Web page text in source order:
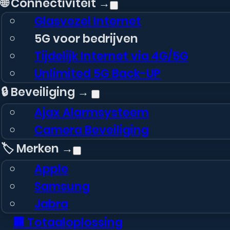
Glasvezel Internet
5G voor bedrijven
Tijdelijk Internet via 4G/5G
Unlimited 5G Back-UP
🔒 Beveiliging →
Ajax Alarmsysteem
Camera Beveiliging
🏷️ Merken →
Apple
Samsung
Jabra
🏢 Totaaloplossing